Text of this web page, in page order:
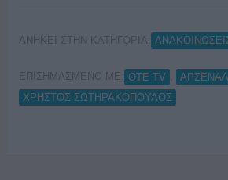
ΑΝΗΚΕΙ ΣΤΗΝ ΚΑΤΗΓΟΡΙΑ:
ΕΠΙΣΗΜΑΣΜΕΝΟ ΜΕ: OTE TV
ΧΡΗΣΤΟΣ ΣΩΤΗΡΑΚΟΠΟΥΛΟΣ